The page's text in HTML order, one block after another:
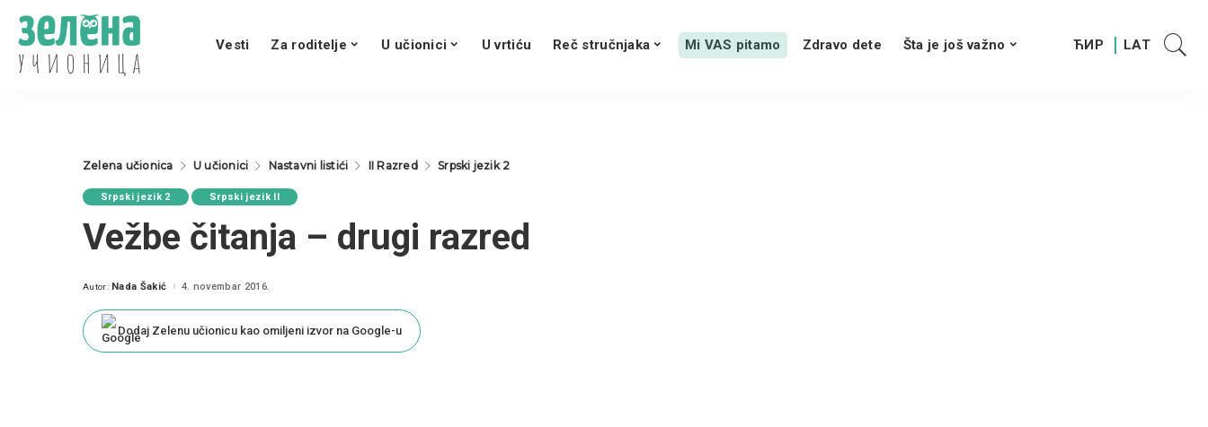
Vesti Za roditelje U učionici U vrtiću Reč stručnjaka Mi VAS pitamo Zdravo dete Šta je još važno
Zelena učionica U učionici Nastavni listići II Razred Srpski jezik 2
Srpski jezik 2 Srpski jezik II
Vežbe čitanja – drugi razred
Posted
Autor: Nada Šakić 4. novembar 2016.
Dodaj Zelenu učionicu kao omiljeni izvor na Google-u